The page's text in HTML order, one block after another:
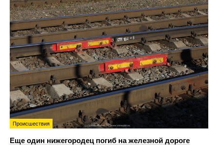
Происшествия
Еще один нижегородец погиб на железной дороге